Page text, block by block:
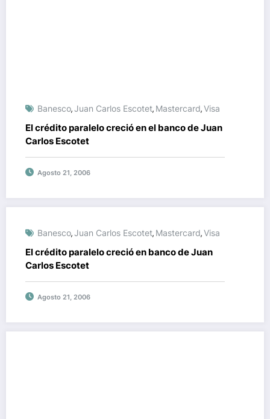
Banesco,Juan Carlos Escotet, Mastercard,Visa
El crédito paralelo creció en el banco de Juan
Carlos Escotet
Agosto 21, 2006
Banesco,Juan Carlos Escotet, Mastercard,Visa
El crédito paralelo creció en banco de Juan
Carlos Escotet
Agosto 21, 2006